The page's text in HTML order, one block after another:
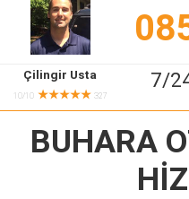
Çilingir misin? Bize Katıl!
Çilingir Usta
10/10 ★★★★★ 327
7/
BUHARA